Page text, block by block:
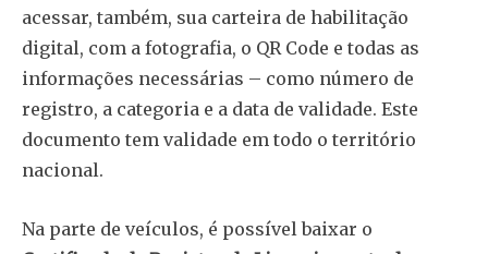
acessar, também, sua carteira de habilitação
digital, com a fotografia, o QR Code e todas as
informações necessárias – como número de
registro, a categoria e a data de validade. Este
documento tem validade em todo o território
nacional.
Na parte de veículos, é possível baixar o